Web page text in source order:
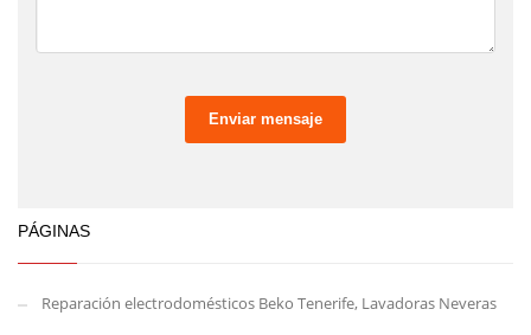
Enviar mensaje
PÁGINAS
Reparación electrodomésticos Beko Tenerife, Lavadoras Neveras